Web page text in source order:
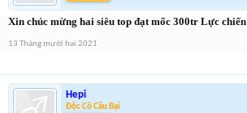
Xin chúc mừng hai siêu top đạt mốc 300tr Lực chiến
13 Tháng mười hai 2021
Hepi
Độc Cô Cầu Bại